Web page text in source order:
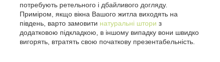
потребують ретельного і дбайливого догляду.
Приміром, якщо вікна Вашого житла виходять на
південь, варто замовити натуральні штори з
додатковою підкладкою, в іншому випадку вони швидко
вигорять, втратять свою початкову презентабельність.